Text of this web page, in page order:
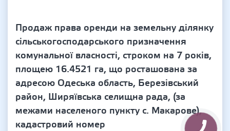
Продаж права оренди на земельну ділянку
сільськогосподарського призначення
комунальної власності, строком на 7 років,
площею 16.4521 га, що росташована за
адресою Одеська область, Березівський
район, Ширяївська селищна рада, (за
межами населеного пункту с. Макарове),
кадастровий номер